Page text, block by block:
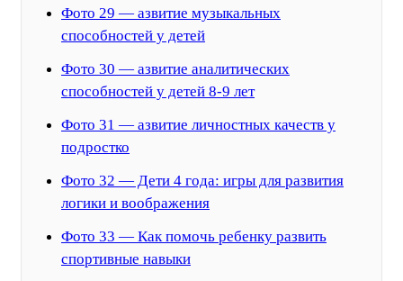
Фото 29 — азвитие музыкальных
способностей у детей
Фото 30 — азвитие аналитических
способностей у детей 8-9 лет
Фото 31 — азвитие личностных качеств у
подростко
Фото 32 — Дети 4 года: игры для развития
логики и воображения
Фото 33 — Как помочь ребенку развить
спортивные навыки